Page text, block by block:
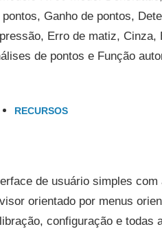
pontos, Ganho de pontos,
Erro de matiz, Cinza,
de pontos e Função
RECURSOS
de usuário simples com
orientado por menus
configuração e todas